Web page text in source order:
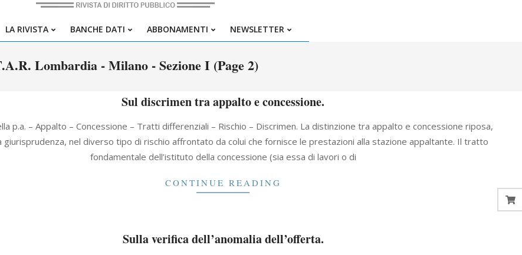
Giustamm
Primary
Menu
LA RIVISTA BANCHE DATI ABBONAMENTI NEWSLETTER
Lombardia - Milano - Sezione I (Page 2)
Sul discrimen tra appalto e concessione.
p.a. – Appalto – Concessione – Tratti differenziali – Rischio – Discrimen. La distinzione tra appalto e concessione riposa,
giurisprudenza, nel diverso tipo di rischio affrontato da colui che fornisce le prestazioni alla stazione appaltante. Il tratto
fondamentale dell’istituto della concessione (sia essa di lavori o di
CONTINUE READING
Sulla verifica dell’anomalia dell’offerta.